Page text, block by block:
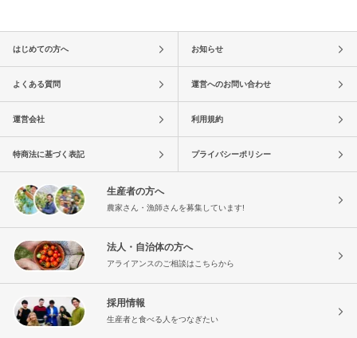
はじめての方へ お知らせ
よくある質問 運営へのお問い合わせ
運営会社 利用規約
特商法に基づく表記 プライバシーポリシー
生産者の方へ
農家さん・漁師さんを募集しています!
法人・自治体の方へ
アライアンスのご相談はこちらから
採用情報
生産者と食べる人をつなぎたい